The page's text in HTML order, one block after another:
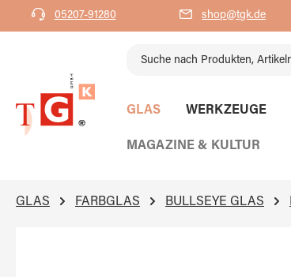
Zur Hauptnavigation springen
05207-91280 shop@tgk.de
GLAS WERKZEUGE
MAGAZINE & KULTUR
GLAS FARBGLAS BULLSEYE GLAS